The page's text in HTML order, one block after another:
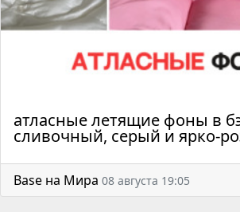
атласные летящие фоны в
сливочный, серый и ярко-
Base на Мира 08 августа 19:05